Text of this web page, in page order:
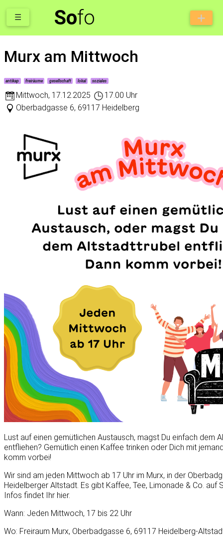
Sofo
☰
Murx am Mittwoch
antikap freiräume gesellschaft lokal soziales
Mittwoch, 17.12.2025
17.00 Uhr
Oberbadgasse 6, 69117 Heidelberg
Lust auf einen gemütlichen Austausch, magst Du einfach dem
entfliehen? Gemütlich einen Kaffee trinken oder Dich mit
komm vorbei!
Wir sind am jeden Mittwoch ab 17 Uhr im Murx, in der
Heidelberger Altstadt. Es gibt Kaffee, Tee, Limonade & Co. auf
Infos findet Ihr hier.
Wann: Jeden Mittwoch, 17 bis 22 Uhr
Wo: Freiraum Murx, Oberbadgasse 6, 69117 Heidelberg-